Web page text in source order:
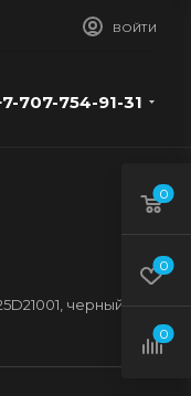
ВОЙТИ
707-754-91-31
черный
0
0
0